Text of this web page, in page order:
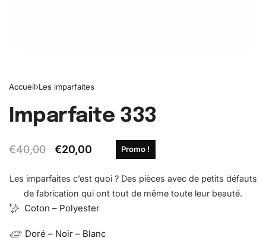
Accueil›Les imparfaites
Imparfaite 333
€40,00 €20,00 Promo !
Les imparfaites c’est quoi ? Des pièces avec de petits défauts
de fabrication qui ont tout de même toute leur beauté.
Coton – Polyester
Doré – Noir – Blanc